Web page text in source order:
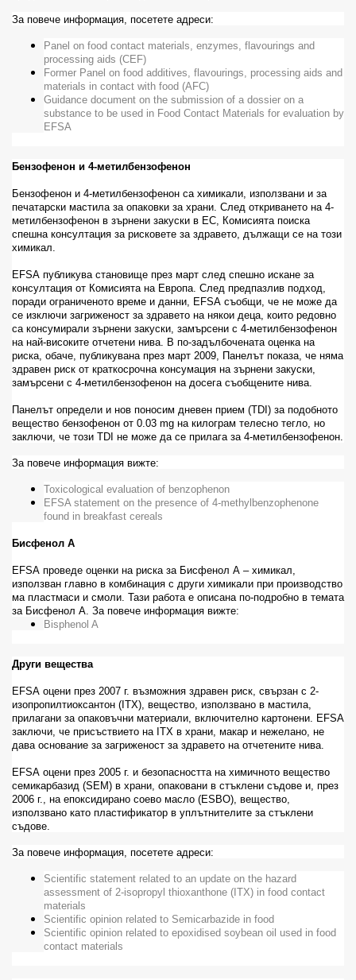
За повече информация, посетете адреси:
Panel on food contact materials, enzymes, flavourings and
processing aids (CEF)
Former Panel on food additives, flavourings, processing aids and
materials in contact with food (AFC)
Guidance document on the submission of a dossier on a
substance to be used in Food Contact Materials for evaluation by
EFSA
Бензофенон и 4-метилбензофенон
Бензофенон и 4-метилбензофенон са химикали, използвани и за
печатарски мастила за опаковки за храни. След откриването на 4-
метилбензофенон в зърнени закуски в ЕС, Комисията поиска
спешна консултация за рисковете за здравето, дължащи се на този
химикал.
EFSA публикува становище през март след спешно искане за
консултация от Комисията на Европа. След предпазлив подход,
поради ограниченото време и данни,
EFSA съобщи, че не може да
се изключи загриженост за здравето на някои деца, които редовно
са консумирали зърнени закуски, замърсени с 4-метилбензофенон
на най-високите отчетени нива. В по-задълбочената оценка на
риска, обаче, публикувана през март 2009, Панелът показа, че няма
здравен риск от краткосрочна консумация на зърнени закуски,
замърсени с 4-метилбензофенон на досега съобщените нива.
Панелът определи и нов поносим дневен прием (TDI ) за подобното
вещество бензофенон от 0.03 mg на килограм телесно тегло, но
заключи, че този TDI не може да се прилага за 4-метилбензофенон.
За повече информация вижте:
Toxicological evaluation of benzophenon
EFSA statement on the presence of 4-methylbenzophenone
found in breakfast cereals
Бисфенол А
EFSA проведе оценки на риска за Бисфенол А – химикал,
използван главно в комбинация с други химикали при производство
ма пластмаси и смоли. Тази работа е описана по-подробно в темата
за Бисфенол А. За повече информация вижте:
Bisphenol A
Други вещества
EFSA оцени през 2007 г. възможния здравен риск, свързан с 2-
изопропилтиоксантон ( ITX), вещество, използвано в мастила,
прилагани за опаковъчни материали, включително картонени.
EFSA
заключи, че присъствието на ITX в храни, макар и нежелано, не
дава основание за загриженост за здравето на отчетените нива.
EFSA оцени през 2005 г. и безопасността на химичното вещество
семикарбазид (SEM) в храни, опаковани в стъклени съдове и, през
2006 г., на епоксидирано соево масло (ESBO), вещество,
използвано като пластификатор в уплътнителите за стъклени
съдове.
За повече информация, посетете адреси:
Scientific statement related to an update on the hazard
assessment of 2-isopropyl thioxanthone (ITX) in food contact
materials
Scientific opinion related to Semicarbazide in food
Scientific opinion related to epoxidised soybean oil used in food
contact materials